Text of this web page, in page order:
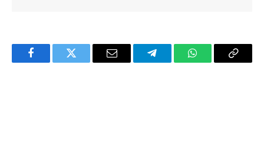
FacebookTwitter Email TelegramWhatsAppCopy